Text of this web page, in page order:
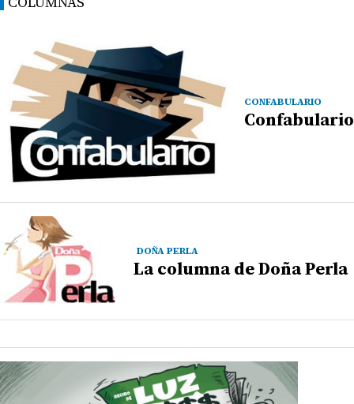
CONFABULARIO
Confabulario
DOÑA PERLA
La columna de Doña Perla